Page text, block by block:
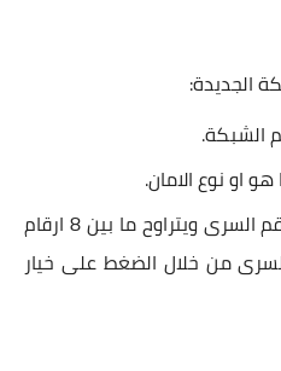
الجديدة:
Security name وهو الرقم السرى ويتراوح ما بين 8 ارقام
من خلال الضغط على خيار